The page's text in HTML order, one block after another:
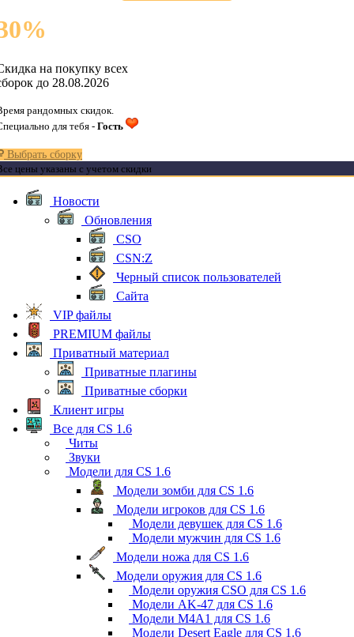
%
на покупку всех
до 28.08.2026
рандомных скидок.
для тебя - Гость
Выбрать сборку
цены указаны с учетом скидки
Новости
Обновления
CSO
CSN:Z
Черный список пользователей
Сайта
VIP файлы
PREMIUM файлы
Приватный материал
Приватные плагины
Приватные сборки
Клиент игры
Все для CS 1.6
Читы
Звуки
Модели для CS 1.6
Модели зомби для CS 1.6
Модели игроков для CS 1.6
Модели девушек для CS 1.6
Модели мужчин для CS 1.6
Модели ножа для CS 1.6
Модели оружия для CS 1.6
Модели оружия CSO для CS 1.6
Модели AK-47 для CS 1.6
Модели M4A1 для CS 1.6
Модели Desert Eagle для CS 1.6